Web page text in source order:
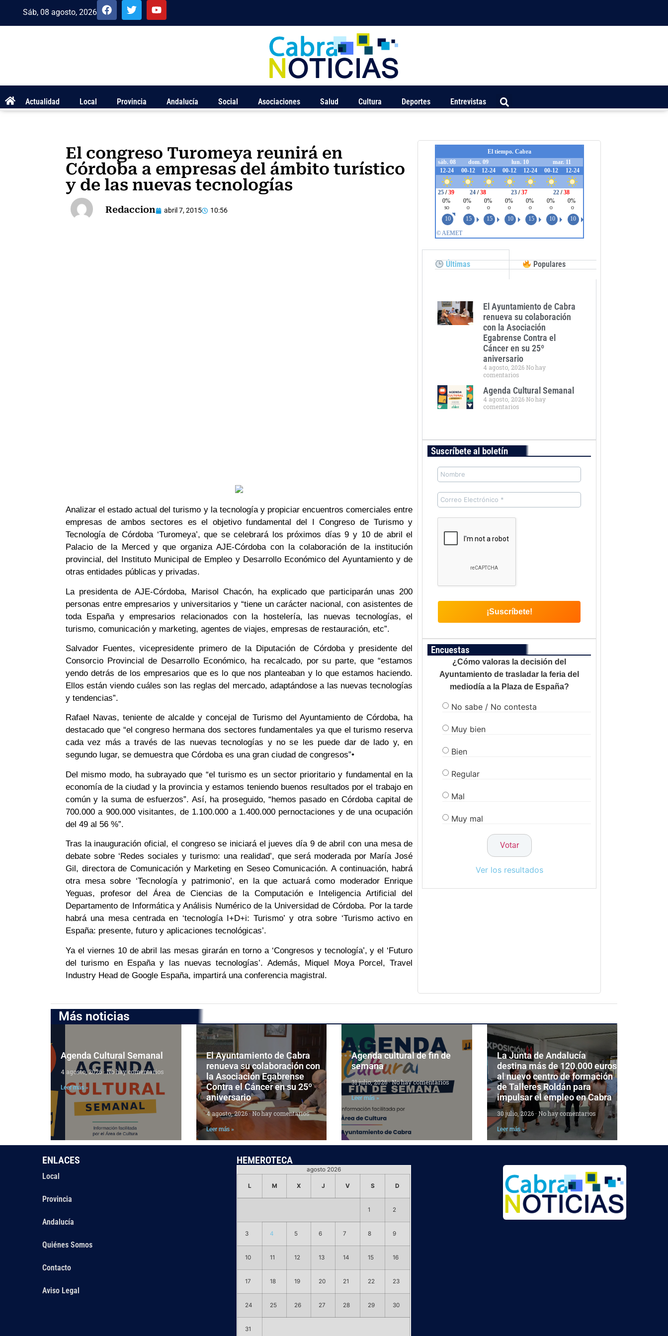
Sáb, 08 agosto, 2026
Actualidad Local Provincia Andalucía Social Asociaciones Salud Cultura Deportes Entrevistas
El congreso Turomeya reunirá en
Córdoba a empresas del ámbito turístico
y de las nuevas tecnologías
Redaccion abril 7, 2015 10:56
Analizar el estado actual del turismo y la tecnología y propiciar encuentros comerciales entre
empresas de ambos sectores es el objetivo fundamental del I Congreso de Turismo y
Tecnología de Córdoba ‘Turomeya’, que se celebrará los próximos días 9 y 10 de abril el
Palacio de la Merced y que organiza AJE-Córdoba con la colaboración de la institución
provincial, del Instituto Municipal de Empleo y Desarrollo Económico del Ayuntamiento y de
otras entidades públicas y privadas.
La presidenta de AJE-Córdoba, Marisol Chacón, ha explicado que participarán unas 200
personas entre empresarios y universitarios y “tiene un carácter nacional, con asistentes de
toda España y empresarios relacionados con la hostelería, las nuevas tecnologías, el
turismo, comunicación y marketing, agentes de viajes, empresas de restauración, etc”.
Salvador Fuentes, vicepresidente primero de la Diputación de Córdoba y presidente del
Consorcio Provincial de Desarrollo Económico, ha recalcado, por su parte, que “estamos
yendo detrás de los empresarios que es lo que nos planteaban y lo que estamos haciendo.
Ellos están viendo cuáles son las reglas del mercado, adaptándose a las nuevas tecnologías
y tendencias”.
Rafael Navas, teniente de alcalde y concejal de Turismo del Ayuntamiento de Córdoba, ha
destacado que “el congreso hermana dos sectores fundamentales ya que el turismo reserva
cada vez más a través de las nuevas tecnologías y no se les puede dar de lado y, en
segundo lugar, se demuestra que Córdoba es una gran ciudad de congresos”•
Del mismo modo, ha subrayado que “el turismo es un sector prioritario y fundamental en la
economía de la ciudad y la provincia y estamos teniendo buenos resultados por el trabajo en
común y la suma de esfuerzos”. Así, ha proseguido, “hemos pasado en Córdoba capital de
700.000 a 900.000 visitantes, de 1.100.000 a 1.400.000 pernoctaciones y de una ocupación
del 49 al 56 %”.
Tras la inauguración oficial, el congreso se iniciará el jueves día 9 de abril con una mesa de
debate sobre ‘Redes sociales y turismo: una realidad’, que será moderada por María José
Gil, directora de Comunicación y Marketing en Seseo Comunicación. A continuación, habrá
otra mesa sobre ‘Tecnología y patrimonio’, en la que actuará como moderador Enrique
Yeguas, profesor del Área de Ciencias de la Computación e Inteligencia Artificial del
Departamento de Informática y Análisis Numérico de la Universidad de Córdoba. Por la tarde
habrá una mesa centrada en ‘tecnología I+D+i: Turismo’ y otra sobre ‘Turismo activo en
España: presente, futuro y aplicaciones tecnológicas’.
Ya el viernes 10 de abril las mesas girarán en torno a ‘Congresos y tecnología’, y el ‘Futuro
del turismo en España y las nuevas tecnologías’. Además, Miquel Moya Porcel, Travel
Industry Head de Google España, impartirá una conferencia magistral.
Últimas Populares
El Ayuntamiento de Cabra
renueva su colaboración
con la Asociación
Egabrense Contra el
Cáncer en su 25º
aniversario
4 agosto, 2026 No hay
comentarios
Agenda Cultural Semanal
4 agosto, 2026 No hay
comentarios
Suscríbete al boletín
Encuestas
¿Cómo valoras la decisión del
Ayuntamiento de trasladar la feria del
mediodía a la Plaza de España?
No sabe / No contesta
Muy bien
Bien
Regular
Mal
Muy mal
Ver los resultados
Más noticias
Agenda Cultural Semanal
4 agosto, 2026 No hay comentarios
Leer más »
El Ayuntamiento de Cabra
renueva su colaboración con
la Asociación Egabrense
Contra el Cáncer en su 25º
aniversario
4 agosto, 2026 No hay comentarios
Leer más »
Agenda cultural de fin de
semana
31 julio, 2026No hay comentarios
Leer más »
La Junta de Andalucía
destina más de 120.000 euros
al nuevo centro de formación
de Talleres Roldán para
impulsar el empleo en Cabra
30 julio, 2026 No hay comentarios
Leer más »
ENLACES
Local
Provincia
Andalucía
Quiénes Somos
Contacto
Aviso Legal
HEMEROTECA
agosto 2026
L M X J V S D
1 2
3 4 5 6 7 8 9
10 11 12 13 14 15 16
17 18 19 20 21 22 23
24 25 26 27 28 29 30
31